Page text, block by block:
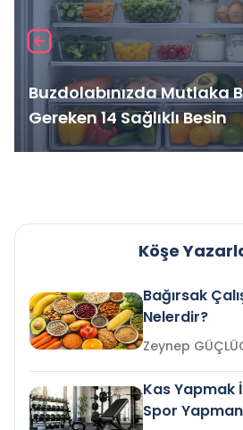
Buzdolabınızda Mutlaka
Gereken 14 Sağlıklı Besin
Köşe
Bağırsak
Nelerdir?
Zeynep
Kas Yapmak
Spor